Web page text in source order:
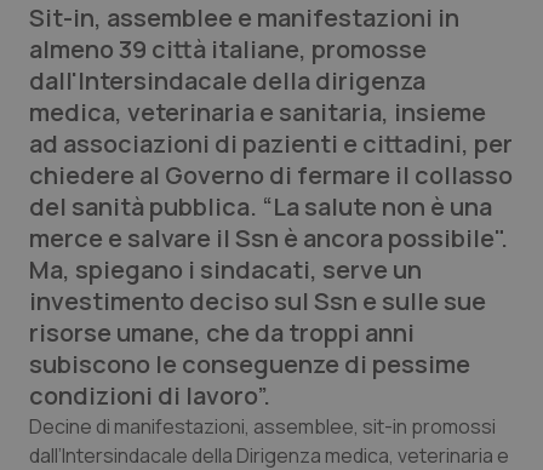
QS Pro
Professionisti Sanitari.AI
Abruzzo
Basilicata
Calabria
Campania
Emilia-Romagna
QS Pro Gold
Artrite & artrosi
Asma & BPCO
Car-T
Colesterolo & coronaropatie
QS Club Newsletter
Sit-in, assemblee e manifestazioni in
almeno 39 città italiane, promosse
dall'Intersindacale della dirigenza
medica, veterinaria e sanitaria, insieme
ad associazioni di pazienti e cittadini, per
chiedere al Governo di fermare il collasso
del sanità pubblica. “La salute non è una
merce e salvare il Ssn è ancora possibile".
Ma, spiegano i sindacati, serve un
investimento deciso sul Ssn e sulle sue
risorse umane, che da troppi anni
subiscono le conseguenze di pessime
condizioni di lavoro”.
Decine di manifestazioni, assemblee, sit-in promossi
dall’Intersindacale della Dirigenza medica, veterinaria e